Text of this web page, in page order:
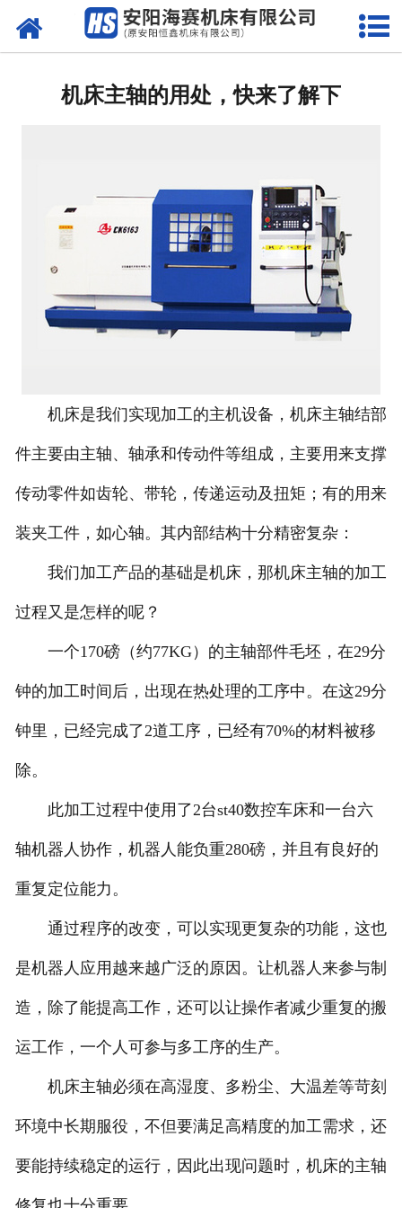
网站首页
技术服务
系统维护
资质荣誉
联系我们
机床主轴的用处，快来了解下
机床是我们实现加工的主机设备，机床主轴结部
件主要由主轴、轴承和传动件等组成，主要用来支撑
传动零件如齿轮、带轮，传递运动及扭矩；有的用来
装夹工件，如心轴。其内部结构十分精密复杂：
我们加工产品的基础是机床，那机床主轴的加工
过程又是怎样的呢？
一个170磅（约77KG）的主轴部件毛坯，在29分
钟的加工时间后，出现在热处理的工序中。在这29分
钟里，已经完成了2道工序，已经有70%的材料被移
除。
此加工过程中使用了2台st40数控车床和一台六
轴机器人协作，机器人能负重280磅，并且有良好的
重复定位能力。
通过程序的改变，可以实现更复杂的功能，这也
是机器人应用越来越广泛的原因。让机器人来参与制
造，除了能提高工作，还可以让操作者减少重复的搬
运工作，一个人可参与多工序的生产。
机床主轴必须在高湿度、多粉尘、大温差等苛刻
环境中长期服役，不但要满足高精度的加工需求，还
要能持续稳定的运行，因此出现问题时，机床的主轴